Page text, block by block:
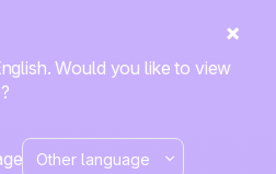
Would you like to view